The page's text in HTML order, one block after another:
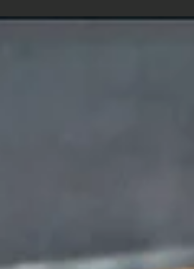
booster votre endurance.